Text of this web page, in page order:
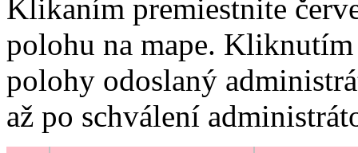
Klikaním premiestnite
polohu na mape.
polohy odoslaný
až po schválení